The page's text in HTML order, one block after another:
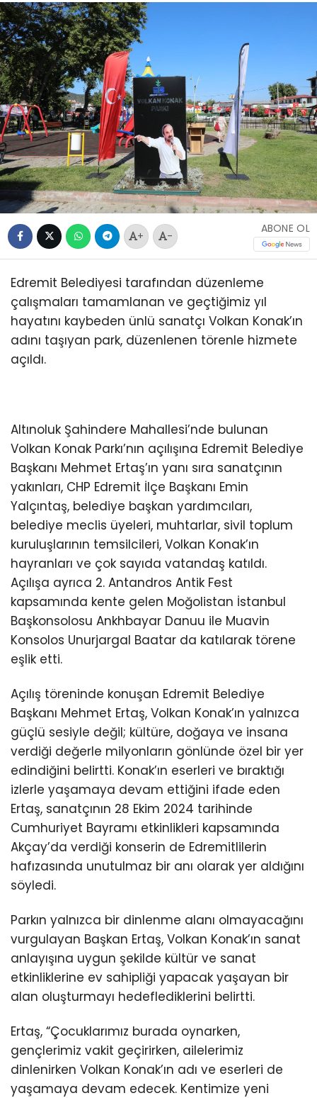
+ -
ABONE OL
Edremit Belediyesi tarafından düzenleme
çalışmaları tamamlanan ve geçtiğimiz yıl
hayatını kaybeden ünlü sanatçı Volkan Konak’ın
adını taşıyan park, düzenlenen törenle hizmete
açıldı.
Altınoluk Şahindere Mahallesi’nde bulunan
Volkan Konak Parkı’nın açılışına Edremit Belediye
Başkanı Mehmet Ertaş’ın yanı sıra sanatçının
yakınları, CHP Edremit İlçe Başkanı Emin
Yalçıntaş, belediye başkan yardımcıları,
belediye meclis üyeleri, muhtarlar, sivil toplum
kuruluşlarının temsilcileri, Volkan Konak’ın
hayranları ve çok sayıda vatandaş katıldı.
Açılışa ayrıca 2. Antandros Antik Fest
kapsamında kente gelen Moğolistan İstanbul
Başkonsolosu Ankhbayar Danuu ile Muavin
Konsolos Unurjargal Baatar da katılarak törene
eşlik etti.
Açılış töreninde konuşan Edremit Belediye
Başkanı Mehmet Ertaş, Volkan Konak’ın yalnızca
güçlü sesiyle değil; kültüre, doğaya ve insana
verdiği değerle milyonların gönlünde özel bir yer
edindiğini belirtti. Konak’ın eserleri ve bıraktığı
izlerle yaşamaya devam ettiğini ifade eden
Ertaş, sanatçının 28 Ekim 2024 tarihinde
Cumhuriyet Bayramı etkinlikleri kapsamında
Akçay’da verdiği konserin de Edremitlilerin
hafızasında unutulmaz bir anı olarak yer aldığını
söyledi.
Parkın yalnızca bir dinlenme alanı olmayacağını
vurgulayan Başkan Ertaş, Volkan Konak’ın sanat
anlayışına uygun şekilde kültür ve sanat
etkinliklerine ev sahipliği yapacak yaşayan bir
alan oluşturmayı hedeflediklerini belirtti.
Ertaş, “Çocuklarımız burada oynarken,
gençlerimiz vakit geçirirken, ailelerimiz
dinlenirken Volkan Konak’ın adı ve eserleri de
yaşamaya devam edecek. Kentimize yeni